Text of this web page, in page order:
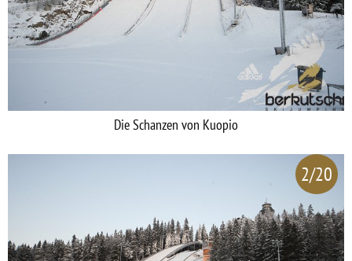
Die Schanzen von Kuopio
2/20